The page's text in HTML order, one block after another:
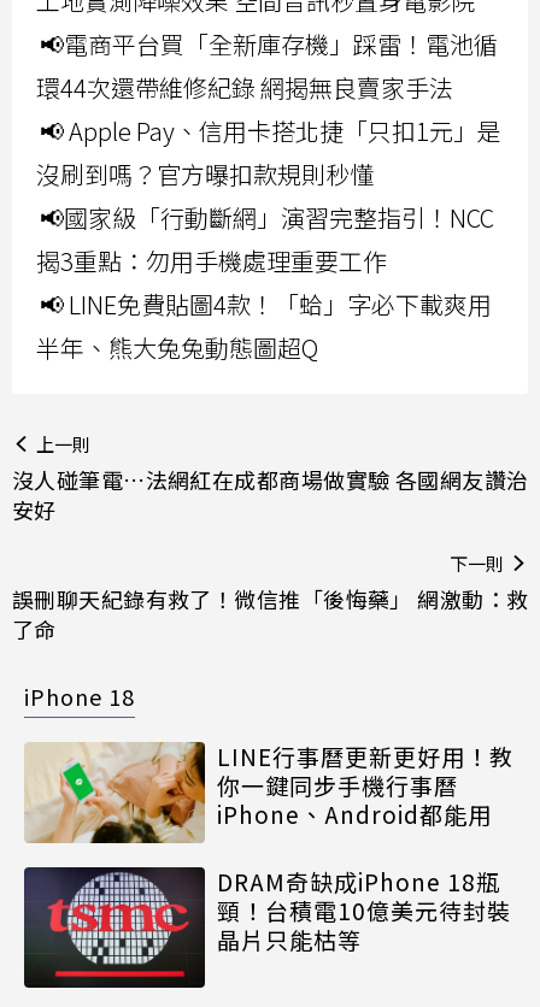
📢電商平台買「全新庫存機」踩雷！電池循
環44次還帶維修紀錄 網揭無良賣家手法
📢 Apple Pay、信用卡搭北捷「只扣1元」是
沒刷到嗎？官方曝扣款規則秒懂
📢國家級「行動斷網」演習完整指引！NCC
揭3重點：勿用手機處理重要工作
📢 LINE免費貼圖4款！「蛤」字必下載爽用
半年、熊大兔兔動態圖超Q
上一則
沒人碰筆電…法網紅在成都商場做實驗 各國網友讚治
安好
下一則
誤刪聊天紀錄有救了！微信推「後悔藥」 網激動：救
了命
iPhone 18
LINE行事曆更新更好用！教
你一鍵同步手機行事曆
iPhone、Android都能用
DRAM奇缺成iPhone 18瓶
頸！台積電10億美元待封裝
晶片只能枯等